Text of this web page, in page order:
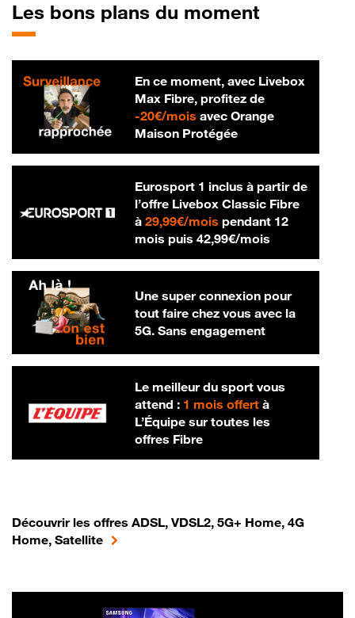
Les bons plans du moment
En ce moment, avec Livebox
Max Fibre, profitez de
-20€/mois20 € par mois
avec Orange
Maison Protégée
Eurosport 1 inclus à partir de
l’offre Livebox Classic Fibre
à 29,99€/mois29,99 € par mois
pendant 12
mois puis 42,99€/mois42,99 € par
Une super connexion pour
tout faire chez vous avec la
5G. Sans engagement
Le meilleur du sport vous
attend : 1 mois offertà
L’Équipe sur toutes les
offres Fibre
Découvrir les offres ADSL, VDSL2, 5G+ Home, 4G
Home, Satellite